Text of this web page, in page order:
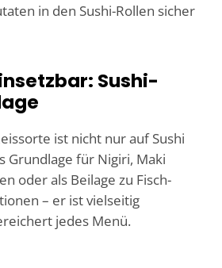
in den Sushi-Rollen sicher
Sushi-
ist nicht nur auf Sushi
Grundlage für Nigiri, Maki
oder als Beilage zu Fisch-
– er ist vielseitig
jedes Menü.